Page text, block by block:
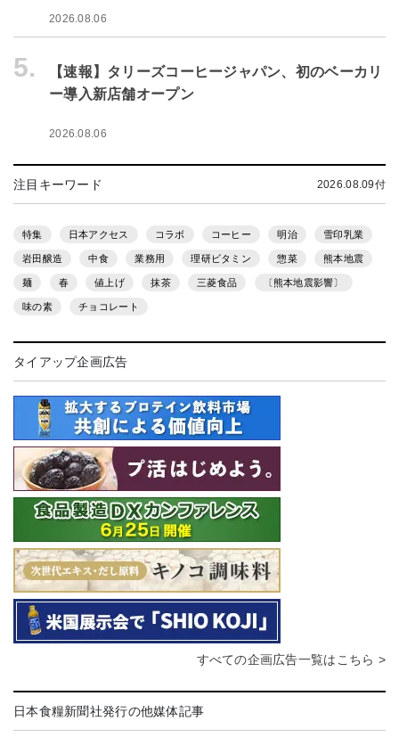
2026.08.06
5.
【速報】タリーズコーヒージャパン、初のベーカリ
ー導入新店舗オープン
2026.08.06
注目キーワード 2026.08.09付
特集 日本アクセス コラボ コーヒー 明治 雪印乳業
岩田醸造 中食 業務用 理研ビタミン 惣菜 熊本地震
麺 春 値上げ 抹茶 三菱食品 〔熊本地震影響〕
味の素 チョコレート
タイアップ企画広告
すべての企画広告一覧はこちら >
日本食糧新聞社発行の他媒体記事